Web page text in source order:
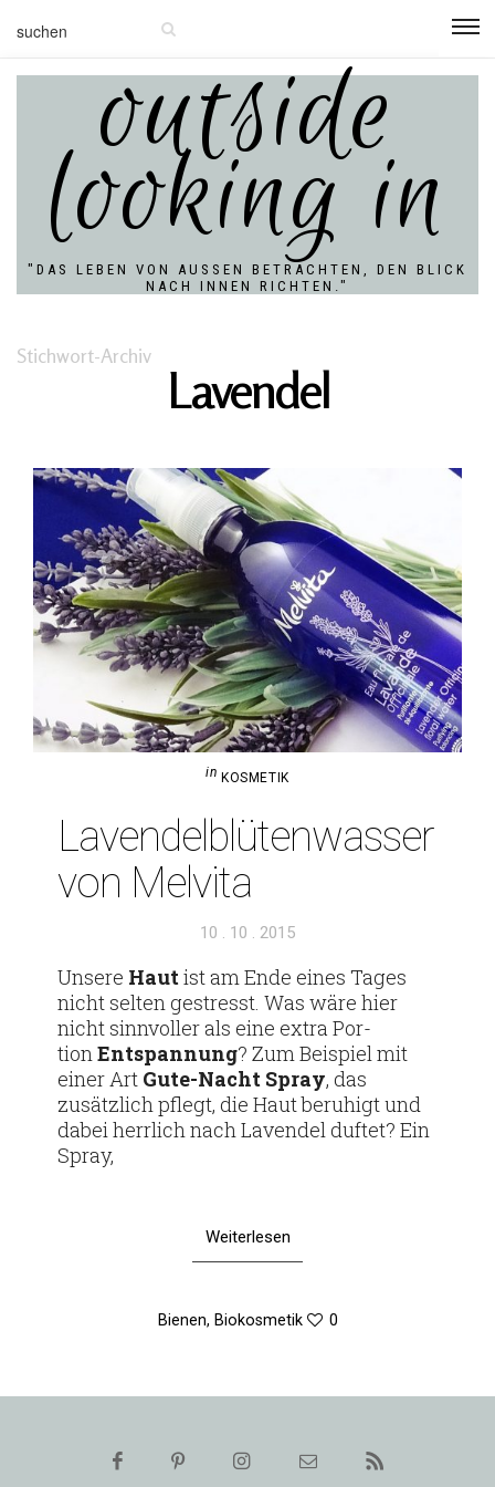
outside
looking in
"DAS LEBEN VON AUSSEN BETRACHTEN, DEN BLICK N
ACH INNEN RICHTEN."
Stichwort-Archiv
Lavendel
in KOSMETIK
Laven­del­blü­ten­wasser
von Melvita
Veröffentlicht
10 . 10 . 2015
Unsere Hautist am Ende eines Tages
nicht selten gestresst. Was wäre hier
nicht sinn­voller als eine extra Por­
tionEnt­span­nung? Zum Bei­spiel mit
einer Art Gute-Nacht Spray, das
zusätz­lich pflegt, die Haut beru­higt und
dabei herr­lich nach Lavendel duftet? Ein
Spray,
Weiterlesen
Bienen, Biokosmetik 0